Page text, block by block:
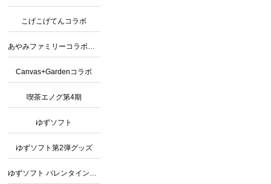
こげこげてんコラボ
Canvas+Gardenコラボ
喫茶エノグ第4期
ゆずソフト
ゆずソフト第2弾グッズ